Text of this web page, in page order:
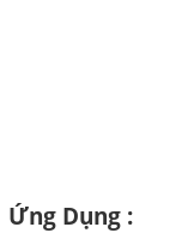
Ứng Dụng :